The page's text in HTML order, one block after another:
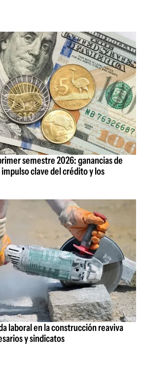
semestre 2026: ganancias de
clave del crédito y los
laboral en la construcción reaviva
y sindicatos